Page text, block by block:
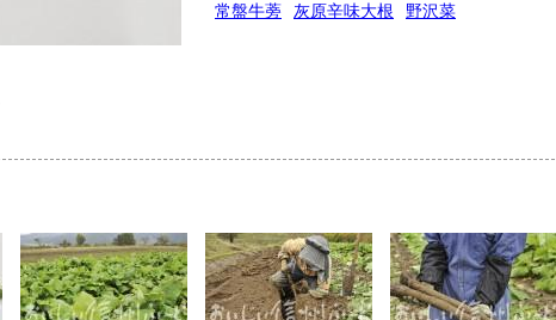
常盤牛蒡 灰原辛味大根 野沢菜